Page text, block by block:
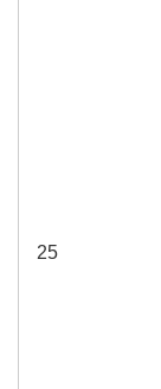
25